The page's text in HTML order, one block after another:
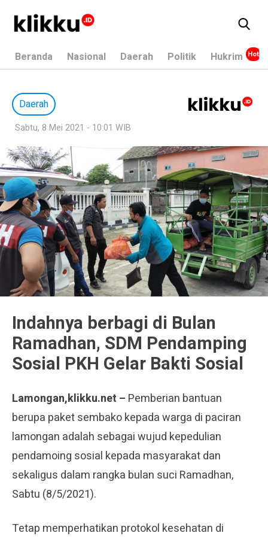
Beranda Nasional Daerah Politik Hukrim
Daerah
Sabtu, 8 Mei 2021 - 10:01 WIB
Indahnya berbagi di Bulan
Ramadhan, SDM Pendamping
Sosial PKH Gelar Bakti Sosial
Lamongan,klikku.net – Pemberian bantuan
berupa paket sembako kepada warga di paciran
lamongan adalah sebagai wujud kepedulian
pendamoing sosial kepada masyarakat dan
sekaligus dalam rangka bulan suci Ramadhan,
Sabtu (8/5/2021).
Tetap memperhatikan protokol kesehatan di